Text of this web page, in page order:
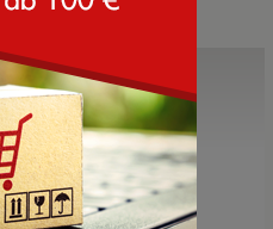
Schuhe